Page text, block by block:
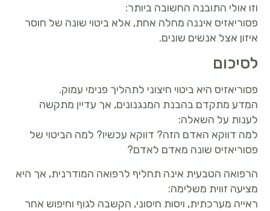
וזו אולי התובנה החשובה ביותר:
פסוריאזיס איננה מחלה אחת, אלא ביטוי שונה של חוסר
איזון אצל אנשים שונים.
לסיכום
פסוריאזיס היא ביטוי חיצוני לתהליך פנימי עמוק.
המדע מתקדם בהבנת המנגנונים, אך עדיין מתקשה
לענות על השאלה:
למה דווקא האדם הזה? דווקא עכשיו? למה הביטוי של
פסוריאזיס שונה מאדם לאדם?
הרפואה הטבעית אינה תחליף לרפואה המודרנית, אך היא
מציעה זווית משלימה:
ראייה מערכתית, ויסות חיסוני, הקשבה לגוף וחיפוש אחר